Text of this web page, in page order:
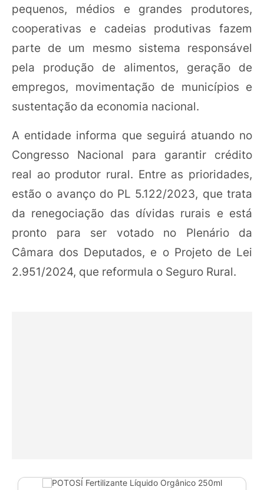
pequenos, médios e grandes produtores,
cooperativas e cadeias produtivas fazem
parte de um mesmo sistema responsável
pela produção de alimentos, geração de
empregos, movimentação de municípios e
sustentação da economia nacional.
A entidade informa que seguirá atuando no
Congresso Nacional para garantir crédito
real ao produtor rural. Entre as prioridades,
estão o avanço do PL 5.122/2023, que trata
da renegociação das dívidas rurais e está
pronto para ser votado no Plenário da
Câmara dos Deputados, e o Projeto de Lei
2.951/2024, que reformula o Seguro Rural.